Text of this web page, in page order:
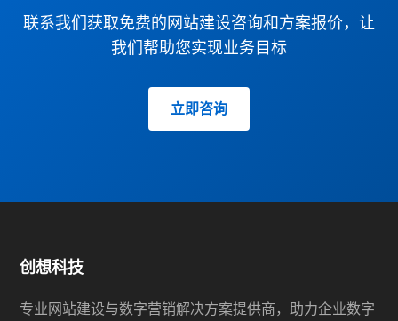
联系我们获取免费的网站建设咨询和方案报价，让
我们帮助您实现业务目标
立即咨询
创想科技
专业网站建设与数字营销解决方案提供商，助力企业数字